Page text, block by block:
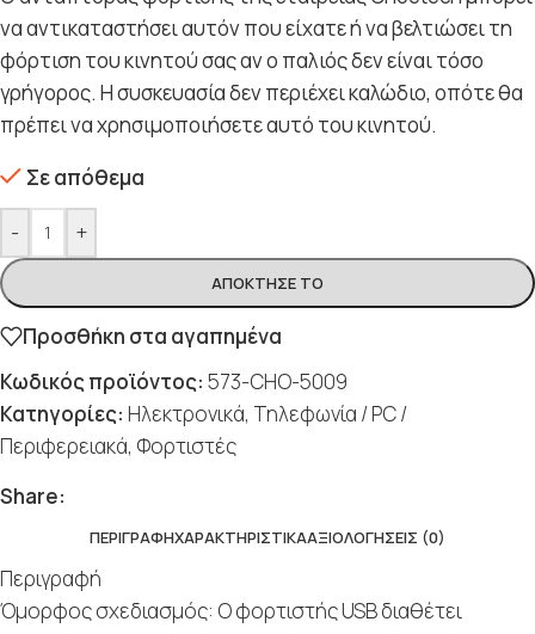
να αντικαταστήσει αυτόν που είχατε ή να βελτιώσει τη
φόρτιση του κινητού σας αν ο παλιός δεν είναι τόσο
γρήγορος. Η συσκευασία δεν περιέχει καλώδιο, οπότε θα
πρέπει να χρησιμοποιήσετε αυτό του κινητού.
Σε απόθεμα
- +
ΑΠΌΚΤΗΣΈ ΤΟ
Προσθήκη στα αγαπημένα
Κωδικός προϊόντος: 573-CHO-5009
Κατηγορίες: Ηλεκτρονικά, Τηλεφωνία / PC /
Περιφερειακά, Φορτιστές
Share:
ΠΕΡΙΓΡΑΦΉΧΑΡΑΚΤΗΡΙΣΤΙΚΆΑΞΙΟΛΟΓΉΣΕΙΣ (0)
Περιγραφή
Όμορφος σχεδιασμός: O φορτιστής USB διαθέτει